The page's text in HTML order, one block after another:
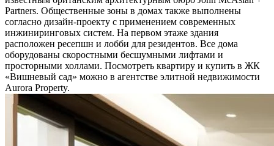
Partners. Общественные зоны в домах также выполнены
согласно дизайн-проекту с применением современных
инжиниринговых систем. На первом этаже здания
расположен ресепшн и лобби для резидентов. Все дома
оборудованы скоростными бесшумными лифтами и
просторными холлами. Посмотреть квартиру и купить в ЖК
«Вишневый сад» можно в агентстве элитной недвижимости
Aurora Property.